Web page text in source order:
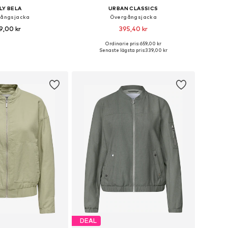
BELA
kr
URBAN CLASSICS
Övergångsjacka
395,40 kr
Tillgängliga storlekar: XS, S, M, L, XL
Ordinarie pris: 659,00 kr
Senaste lägsta pris:339,00 kr
DEAL